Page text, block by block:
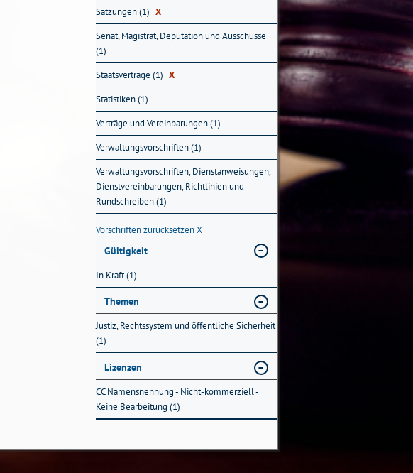
Satzungen (1) X
Senat, Magistrat, Deputation und Ausschüsse
(1)
Staatsverträge (1) X
Statistiken (1)
Verträge und Vereinbarungen (1)
Verwaltungsvorschriften (1)
Verwaltungsvorschriften, Dienstanweisungen,
Dienstvereinbarungen, Richtlinien und
Rundschreiben (1)
Vorschriften zurücksetzenX
Gültigkeit
In Kraft (1)
Themen
Justiz, Rechtssystem und öffentliche Sicherheit
(1)
Lizenzen
CC Namensnennung - Nicht-kommerziell -
Keine Bearbeitung (1)